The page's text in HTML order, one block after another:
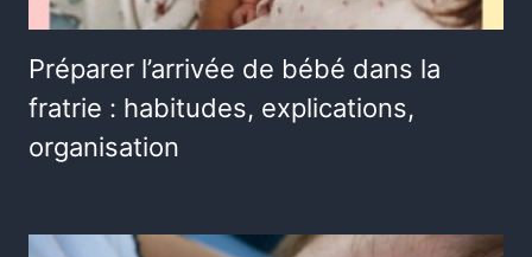
Préparer l’arrivée de bébé dans la
fratrie : habitudes, explications,
organisation